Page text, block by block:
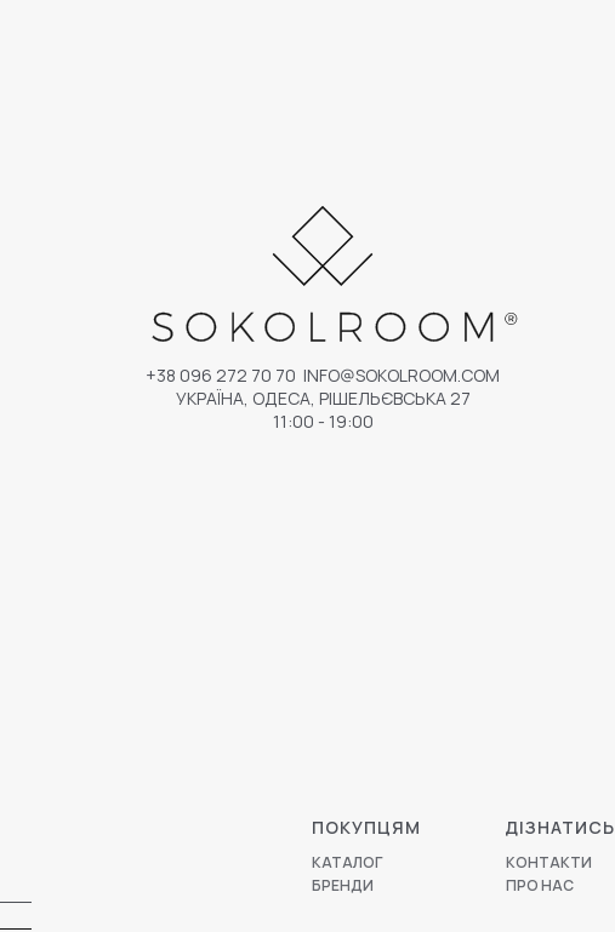
ПРО НАС
ДІЗНАТИСЬ
КОНТАКТИ
КАТАЛОГ
БРЕНДИ
ПОКУПЦЯМ
+38 096 272 70 70 INFO@SOKOLROOM.COM
УКРАЇНА, ОДЕСА, РІШЕЛЬЄВСЬКА 27
11:00 - 19:00